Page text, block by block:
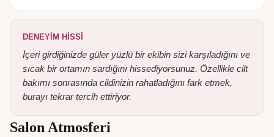
DENEYIM HISSI
İçeri girdiğinizde güler yüzlü bir ekibin sizi karşıladığını ve
sıcak bir ortamın sardığını hissediyorsunuz. Özellikle cilt
bakımı sonrasında cildinizin rahatladığını fark etmek,
burayı tekrar tercih ettiriyor.
Salon Atmosferi